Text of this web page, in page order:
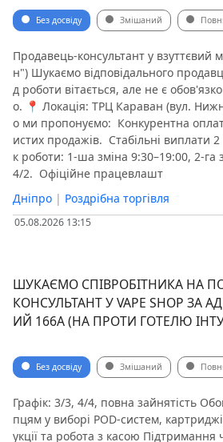
Без досвіду Змішаний
Продавець-консультант у взуттєвий
н") Шукаємо відповідального
д роботи вітається, але не є
о. 📍 Локація: ТРЦ Караван (вул.
о ми пропонуємо: ️ Конкурентна
истих продажів. ️ Стабільні виплати
к роботи: 1-ша зміна 9:30–19:00, 2-га
4/2. ️ Офіційне працевлашт
Дніпро | Роздрібна торгівля
05.08.2026 13:15
ШУКАЄМО СПІВРОБІТНИКА НА
КОНСУЛЬТАНТ У VAPE SHOP ЗА
ИЙ 166А (НА ПРОТИ ГОТЕЛЮ
Без досвіду Змішаний
Графік: 3/3, 4/4, повна зайнятість
пцям у виборі POD-систем,
укції та робота з касою